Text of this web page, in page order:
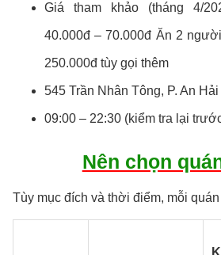
Giá tham khảo (tháng 4/
40.000đ – 70.000đ Ăn 2
250.000đ tùy gọi thêm
545 Trần Nhân Tông, P. An
09:00 – 22:30 (kiểm tra lại
Nên chọn
Tùy mục đích và thời điểm, mỗi